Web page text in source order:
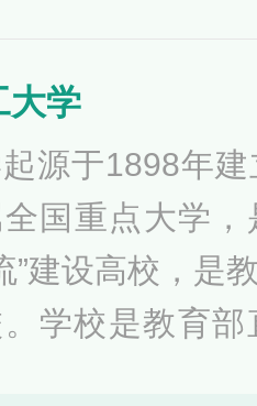
和硕士学位授
校、高等学校
养计划、卓
水平大学公派
大学
源于1898年
国重点大学，
”建设高校，是
学校是教育